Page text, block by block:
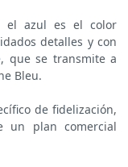
el azul es el color
detalles y con
que se transmite a
Bleu.
de fidelización,
un plan comercial